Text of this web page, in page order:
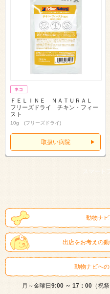
ＦＥＬＩＮＥ ＮＡＴＵＲＡＬ
フリーズドライ チキン・フィー
スト
10g (フリーズドライ)
取扱い病院
スマート
動物ナ
出店をお考えの
動物ナビへ
月～金曜日9:00 ～ 17：00（祝